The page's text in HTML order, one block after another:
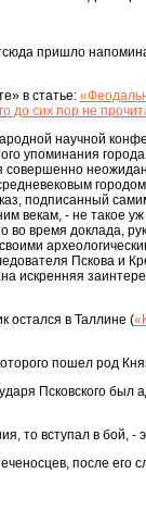
пришло
в статье:
до сих пор не
научной
упоминания
совершенно
подписанный
векам, - не такое
время доклада,
Пскова и
искренняя
остался в Таллине (
пошел род
Псковского был
то вступал в бой, -
после его